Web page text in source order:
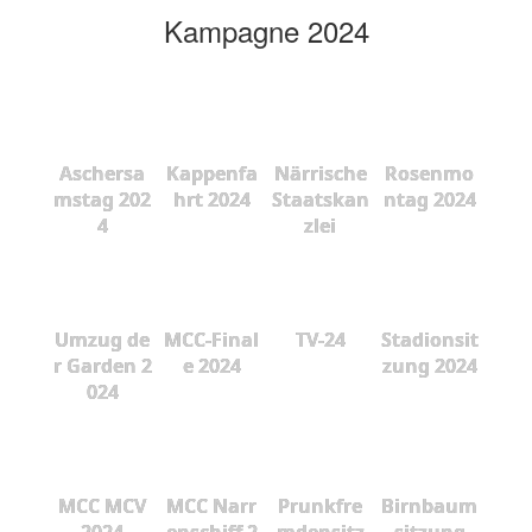
Kampagne 2024
Aschersa
mstag 202
4
Kappenfa
hrt 2024
Närrische
Staatskan
zlei
Rosenmo
ntag 2024
Umzug de
r Garden 2
024
MCC-Final
e 2024
TV-24
Stadionsit
zung 2024
MCC MCV
MCC Narr
Prunkfre
Birnbaum